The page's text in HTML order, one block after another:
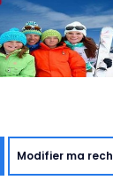
Modifier ma